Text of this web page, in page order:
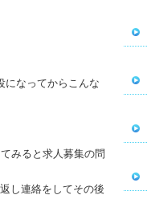
になってからこんな
みると求人募集の問
し連絡をしてその後